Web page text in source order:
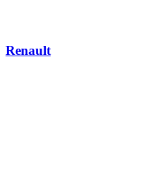
Renault